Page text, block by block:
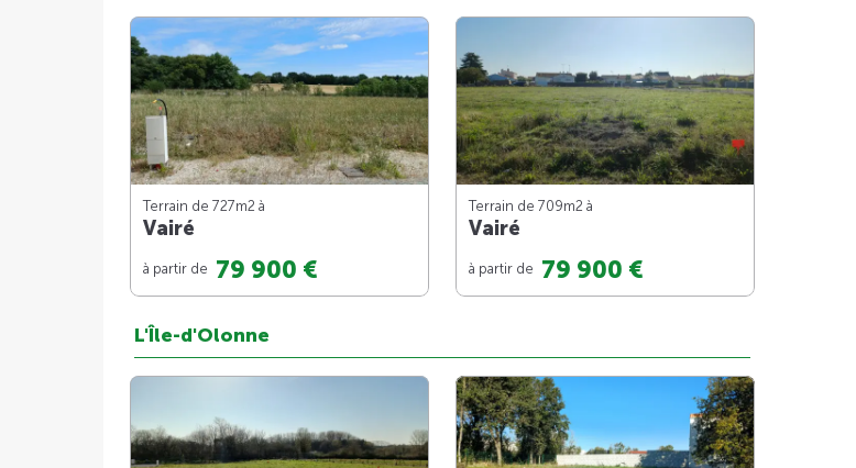
Terrain de 727m2 à
Vairé
à partir de 79 900 €
Terrain de 709m2 à
Vairé
à partir de 79 900 €
L'Île-d'Olonne